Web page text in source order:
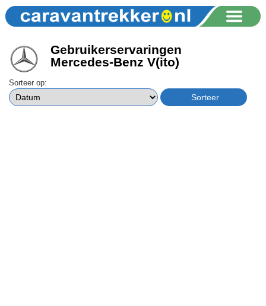
Gebruikerservaringen
Mercedes-Benz V(ito)
Sorteer op: